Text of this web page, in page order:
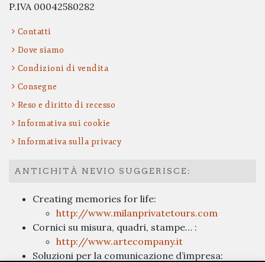
P.IVA 00042580282
Contatti
Dove siamo
Condizioni di vendita
Consegne
Reso e diritto di recesso
Informativa sui cookie
Informativa sulla privacy
ANTICHITÀ NEVIO SUGGERISCE:
Creating memories for life:
http://www.milanprivatetours.com
Cornici su misura, quadri, stampe… :
http://www.artecompany.it
Soluzioni per la comunicazione d’impresa: